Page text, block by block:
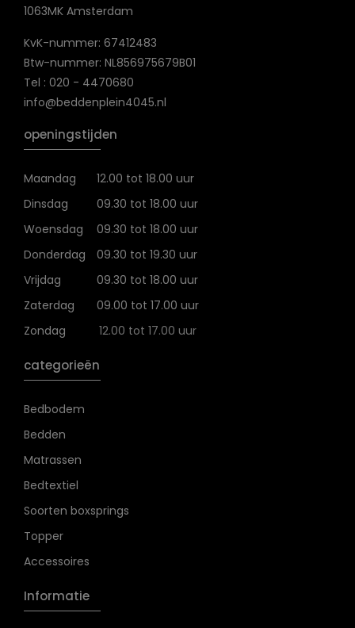
1063MK Amsterdam
KvK-nummer: 67412483
Btw-nummer: NL856975679B01
Tel : 020 - 4470680
info@beddenplein4045.nl
openingstijden
Maandag
12.00 tot 18.00 uur
Dinsdag
09.30 tot 18.00 uur
Woensdag
09.30 tot 18.00 uur
Donderdag
09.30 tot 19.30 uur
Vrijdag
09.30 tot 18.00 uur
Zaterdag
09.00 tot 17.00 uur
Zondag
12.00 tot 17.00 uur
categorieën
Bedbodem
Bedden
Matrassen
Bedtextiel
Soorten boxsprings
Topper
Accessoires
Informatie